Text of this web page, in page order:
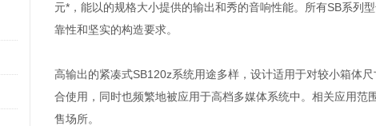
元*，能以的规格大小提供的输出和秀的音响性能。所有SB系列
靠性和坚实的构造要求。
高输出的紧凑式SB120z系统用途多样，设计适用于对较小箱体
合使用，同时也频繁地被应用于高档多媒体系统中。相关应用
售场所。